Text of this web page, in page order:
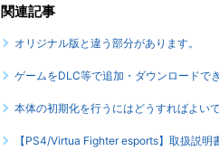
関連記事
オリジナル版と違う部分があります。
ゲームをDLC等で追加・ダウンロードでき
本体の初期化を行うにはどうすればよいで
【PS4/Virtua Fighter esports】取扱説